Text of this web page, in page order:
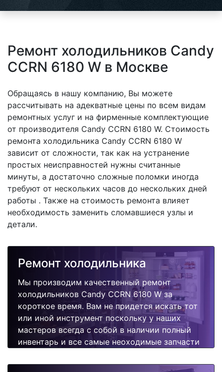
Ремонт холодильников Candy
CCRN 6180 W в Москве
Обращаясь в нашу компанию, Вы можете
рассчитывать на адекватные цены по всем видам
ремонтных услуг и на фирменные комплектующие
от производителя Candy CCRN 6180 W. Стоимость
ремонта холодильника Candy CCRN 6180 W
зависит от сложности, так как на устранение
простых неисправностей нужны считанные
минуты, а достаточно сложные поломки иногда
требуют от нескольких часов до нескольких дней
работы . Также на стоимость ремонта влияет
необходимость заменить сломавшиеся узлы и
детали.
Ремонт холодильника
Мы производим качественный ремонт
холодильников Candy CCRN 6180 W за
короткое время. Вам не придется искать тот
или иной инструмент поскольку у наших
мастеров всегда с собой в наличии полный
инвентарь и все самые неоходимые запчасти
быстро, качественно и недорого.